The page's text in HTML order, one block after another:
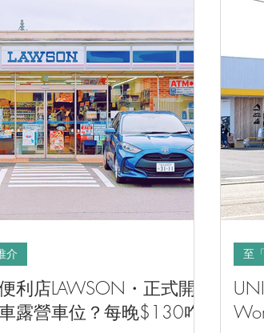
利店LAWSON・正式開
露營車位？每晚$130咋
介 至